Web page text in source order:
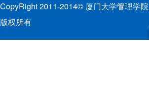
CopyRight 2011-2014© 厦门大学管理学院
版权所有